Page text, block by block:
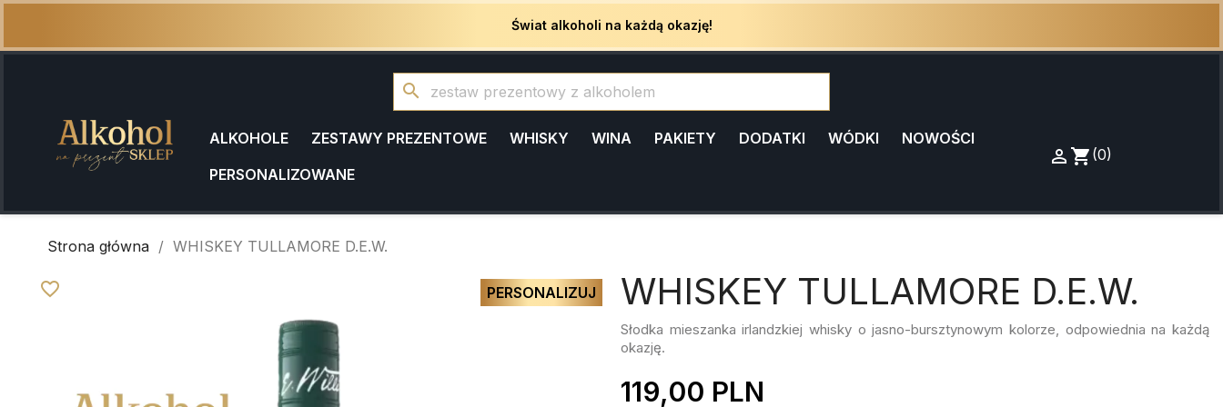
Świat alkoholi na każdą okazję!
search
ALKOHOLE ZESTAWY PREZENTOWE WHISKY WINA PAKIETY DODATKI WÓDKI
NOWOŚCI
PERSONALIZOWANE
 Zaloguj
shopping_cart
Koszyk
(0)
Strona główna WHISKEY TULLAMORE D.E.W.
favorite_border PERSONALIZUJ WHISKEY TULLAMORE D.E.W.
Słodka mieszanka irlandzkiej whisky o jasno-bursztynowym kolorze, odpowiednia na każdą
okazję.
119,00 PLN